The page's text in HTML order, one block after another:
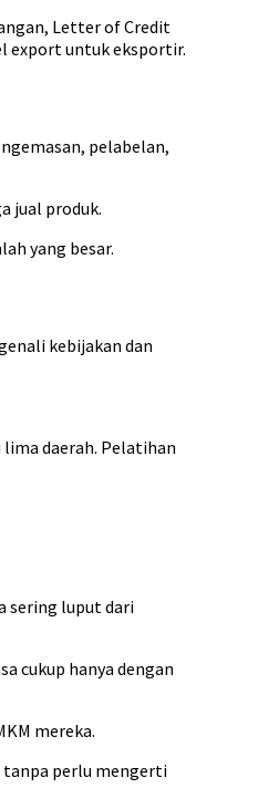
Letter of Credit
export untuk eksportir.
pelabelan,
jual produk.
yang besar.
kebijakan dan
lima daerah. Pelatihan
sering luput dari
cukup hanya dengan
mereka.
tanpa perlu mengerti